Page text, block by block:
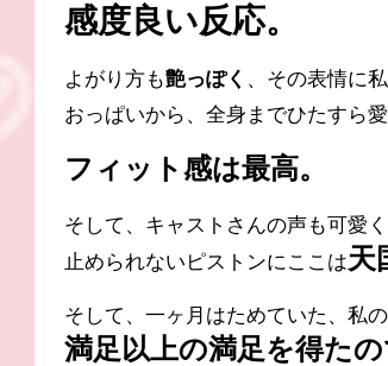
感度良い反応。
よがり方も艶っぽく 、その表情に
おっぱいから、全身までひたすら
フィット感は最高。
そして、キャストさんの声も可愛
止められないピストンにここは天
そして、一ヶ月はためていた、私
満足以上の満足を得たの